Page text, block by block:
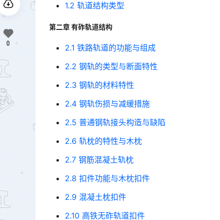
1.2 轨道结构类型
第二章 有砟轨道结构
2.1 铁路轨道的功能与组成
2.2 钢轨的类型与断面特性
2.3 钢轨的材料特性
2.4 钢轨伤损与减缓措施
2.5 普通钢轨接头构造与缺陷
2.6 轨枕的特性与木枕
2.7 钢筋混凝土轨枕
2.8 扣件功能与木枕扣件
2.9 混凝土枕扣件
2.10 高铁无砟轨道扣件
0